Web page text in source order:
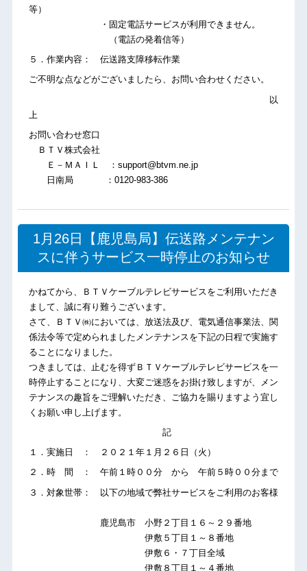
等）
・固定電話サービスが利用できません。
（電話の発着信等）
５．作業内容： 伝送路支障移転作業
ご不明な点などがございましたら、お問い合わせください。
以
上
お問い合わせ窓口
ＢＴＶ株式会社
Ｅ－ＭＡＩＬ ：support@btvm.ne.jp
日南局 ：0120-983-386
1月26日【鹿児島局】伝送路メンテナン
スに伴うサービス一時停止のお知らせ
かねてから、ＢＴＶケーブルテレビサービスをご利用いただき
まして、誠に有り難うございます。
さて、ＢＴＶ㈱においては、放送法及び、電気通信事業法、関
係法令等で定められましたメンテナンスを下記の日程で実施す
ることになりました。
つきましては、止むを得ずＢＴＶケーブルテレビサービスを一
時停止することになり、大変ご迷惑をお掛け致しますが、メン
テナンスの趣旨をご理解いただき、ご協力を賜りますよう宜し
くお願い申し上げます。
記
１．実施日 ： ２０２１年１月２６日（火）
２．時 間 ： 午前１時００分 から 午前５時００分まで
３．対象世帯： 以下の地域で弊社サービスをご利用のお客様
鹿児島市 小野２丁目１６～２９番地
伊敷５丁目１～８番地
伊敷６・７丁目全域
伊敷８丁目１～４番地